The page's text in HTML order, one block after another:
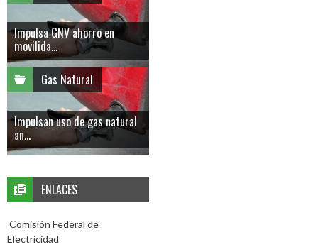
Impulsa GNV ahorro en
movilida...
Gas Natural
Impulsan uso de gas natural
an...
ENLACES
Comisión Federal de
Electricidad